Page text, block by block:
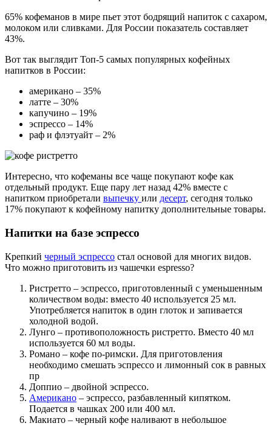
65% кофеманов в мире пьет этот бодрящий напиток с сахаром,
молоком или сливками. Для России показатель составляет
43%.
Вот так выглядит Топ-5 самых популярных кофейных
напитков в России:
американо – 35%
латте – 30%
капучино – 19%
эспрессо – 14%
раф и флэтуайт – 2%
Интересно, что кофеманы все чаще покупают кофе как
отдельный продукт. Еще пару лет назад 42% вместе с
напитком приобретали выпечку или десерт, сегодня только
17% покупают к кофейному напитку дополнительные товары.
Напитки на базе эспрессо
Крепкий черный эспрессо стал основой для многих видов.
Что можно приготовить из чашечки espresso?
Ристретто – эспрессо, приготовленный с уменьшенным
количеством воды: вместо 40 используется 25 мл.
Употребляется напиток в один глоток и запивается
холодной водой.
Лунго – противоположность ристретто. Вместо 40 мл
используется 60 мл воды.
Романо – кофе по-римски. Для приготовления
необходимо смешать эспрессо и лимонный сок в равных
пр
Доппио – двойной эспрессо.
Американо – эспрессо, разбавленный кипятком.
Подается в чашках 200 или 400 мл.
Макиато – черный кофе наливают в небольшое